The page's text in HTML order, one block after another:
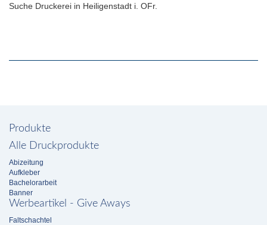
Suche Druckerei in Heiligenstadt i. OFr.
Produkte
Alle Druckprodukte
Abizeitung
Aufkleber
Bachelorarbeit
Banner
Werbeartikel - Give Aways
Faltschachtel